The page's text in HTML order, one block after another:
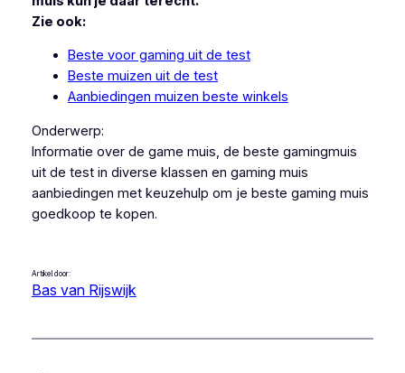
Zie ook:
Beste voor gaming uit de test
Beste muizen uit de test
Aanbiedingen muizen beste winkels
Onderwerp:
Informatie over de game muis, de beste gamingmuis
uit de test in diverse klassen en gaming muis
aanbiedingen met keuzehulp om je beste gaming muis
goedkoop te kopen.
Artikel door:
Bas van Rijswijk